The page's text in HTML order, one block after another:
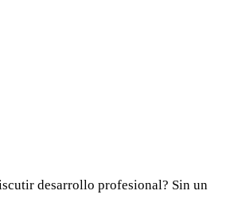
desarrollo profesional? Sin un